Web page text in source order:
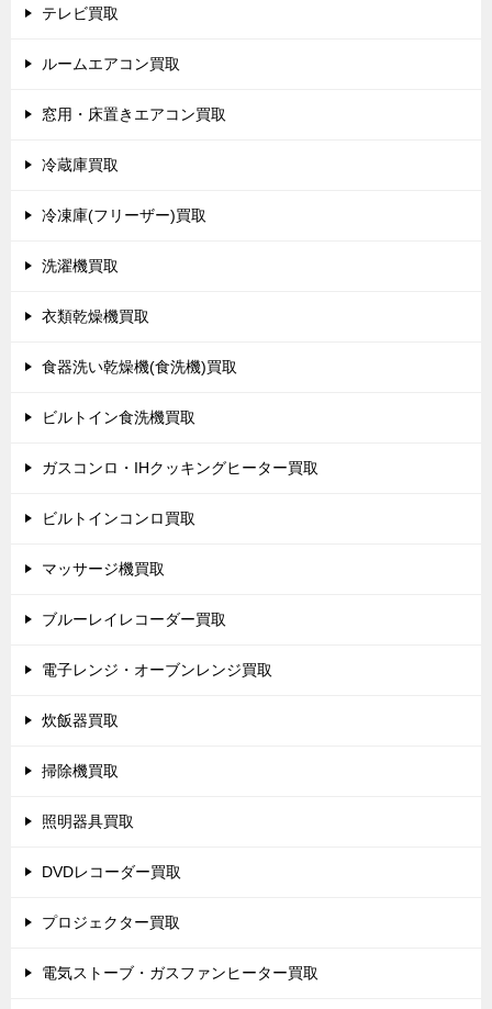
テレビ買取
ルームエアコン買取
窓用・床置きエアコン買取
冷蔵庫買取
冷凍庫(フリーザー)買取
洗濯機買取
衣類乾燥機買取
食器洗い乾燥機(食洗機)買取
ビルトイン食洗機買取
ガスコンロ・IHクッキングヒーター買取
ビルトインコンロ買取
マッサージ機買取
ブルーレイレコーダー買取
電子レンジ・オーブンレンジ買取
炊飯器買取
掃除機買取
照明器具買取
DVDレコーダー買取
プロジェクター買取
電気ストーブ・ガスファンヒーター買取